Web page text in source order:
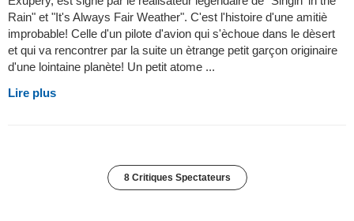
Rain" et "It's Always Fair Weather". C'est l'histoire d'une amitiè
improbable! Celle d'un pilote d'avion qui s'èchoue dans le dèsert
et qui va rencontrer par la suite un ètrange petit garçon originaire
d'une lointaine planète! Un petit atome ...
Lire plus
8 Critiques Spectateurs